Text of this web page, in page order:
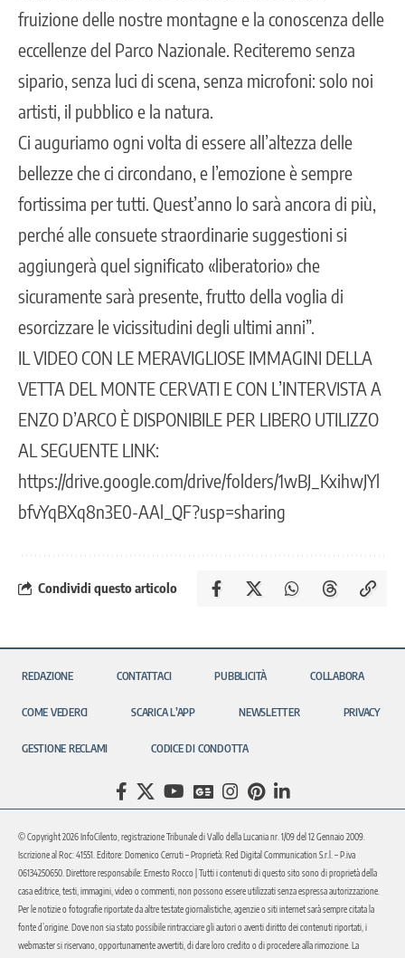
fruizione delle nostre montagne e la conoscenza delle
eccellenze del Parco Nazionale. Reciteremo senza
sipario, senza luci di scena, senza microfoni: solo noi
artisti, il pubblico e la natura.
Ci auguriamo ogni volta di essere all’altezza delle
bellezze che ci circondano, e l’emozione è sempre
fortissima per tutti. Quest’anno lo sarà ancora di più,
perché alle consuete straordinarie suggestioni si
aggiungerà quel significato «liberatorio» che
sicuramente sarà presente, frutto della voglia di
esorcizzare le vicissitudini degli ultimi anni”.
IL VIDEO CON LE MERAVIGLIOSE IMMAGINI DELLA
VETTA DEL MONTE CERVATI E CON L’INTERVISTA A
ENZO D’ARCO È DISPONIBILE PER LIBERO UTILIZZO
AL SEGUENTE LINK:
https://drive.google.com/drive/folders/1wBJ_KxihwJYl
bfvYqBXq8n3E0-AAl_QF?usp=sharing
Condividi questo articolo
REDAZIONE CONTATTACI PUBBLICITÀ COLLABORA
COME VEDERCI SCARICA L’APP NEWSLETTER PRIVACY
GESTIONE RECLAMI CODICE DI CONDOTTA
© Copyright 2026 InfoCilento, registrazione Tribunale di Vallo della Lucania nr. 1/09 del 12 Gennaio 2009.
Iscrizione al Roc: 41551. Editore: Domenico Cerruti – Proprietà: Red Digital Communication S.r.l. – P.iva
06134250650. Direttore responsabile: Ernesto Rocco | Tutti i contenuti di questo sito sono di proprietà della
casa editrice, testi, immagini, video o commenti, non possono essere utilizzati senza espressa autorizzazione.
Per le notizie o fotografie riportate da altre testate giornalistiche, agenzie o siti internet sarà sempre citata la
fonte d’origine. Dove non sia stato possibile rintracciare gli autori o aventi diritto dei contenuti riportati, i
webmaster si riservano, opportunamente avvertiti, di dare loro credito o di procedere alla rimozione. La